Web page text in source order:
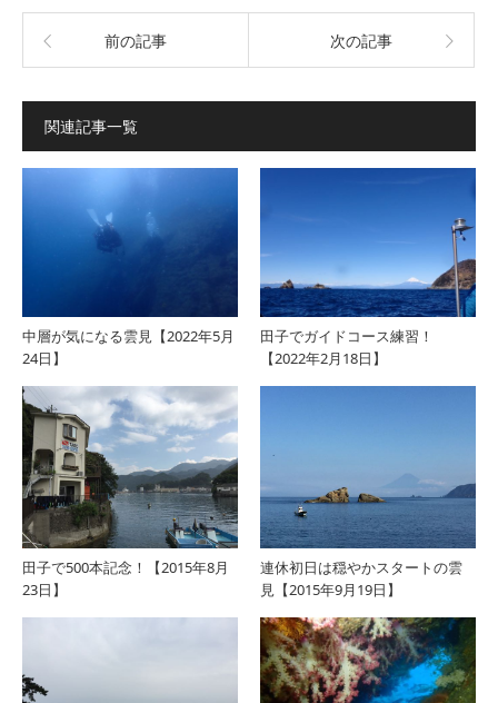
前の記事 次の記事
関連記事一覧
中層が気になる雲見【2022年5月
24日】
田子でガイドコース練習！
【2022年2月18日】
田子で500本記念！【2015年8月
23日】
連休初日は穏やかスタートの雲
見【2015年9月19日】